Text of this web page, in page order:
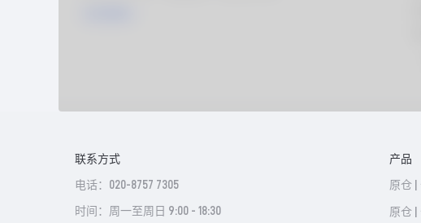
联系方式
电话：020-8757 7305
时间：周一至周日 9:00 - 18:30
产品
原仓 |
原仓 |